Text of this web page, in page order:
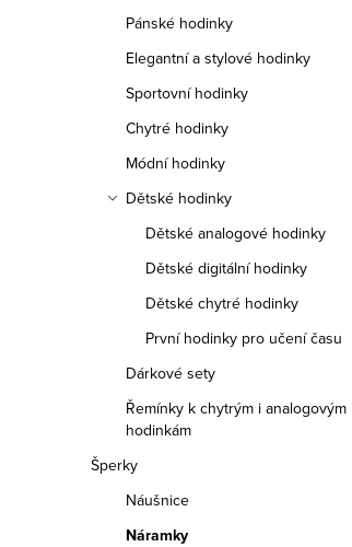
Pánské hodinky
Elegantní a stylové hodinky
Sportovní hodinky
Chytré hodinky
Módní hodinky
Dětské hodinky
Dětské analogové hodinky
Dětské digitální hodinky
Dětské chytré hodinky
První hodinky pro učení času
Dárkové sety
Řemínky k chytrým i analogovým
hodinkám
Šperky
Náušnice
Náramky